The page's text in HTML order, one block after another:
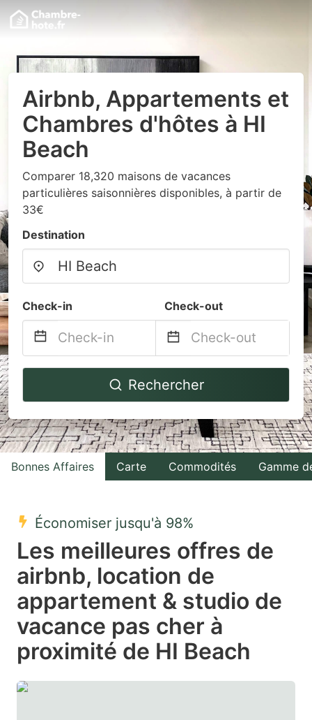
Airbnb, Appartements et
Chambres d'hôtes à HI
Beach
Comparer 18,320 maisons de vacances
particulières saisonnières disponibles, à partir de
33€
Destination
Check-in Check-out
Navigate
to
interact
with
the
select
date.
Press
question
mark
key
Navigate
backward
to
interact
with
the
select
a
date.
Press
question
mark
key
Rechercher
Bonnes Affaires Carte Commodités Gamme
Économiser jusqu'à 98%
Les meilleures offres de
airbnb, location de
appartement & studio de
vacance pas cher à
proximité de HI Beach